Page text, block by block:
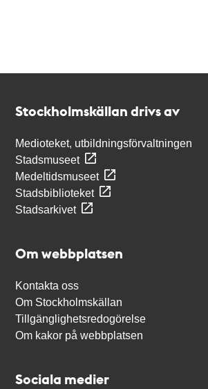
Stockholmskällan drivs av
Medioteket, utbildningsförvaltningen
Stadsmuseet
Medeltidsmuseet
Stadsbiblioteket
Stadsarkivet
Om webbplatsen
Kontakta oss
Om Stockholmskällan
Tillgänglighetsredogörelse
Om kakor på webbplatsen
Sociala medier